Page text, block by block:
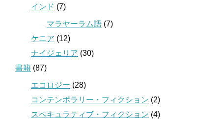
インド (7)
マラヤーラム語 (7)
ケニア (12)
ナイジェリア (30)
書籍 (87)
エコロジー (28)
コンテンポラリー・フィクション (2)
スペキュラティブ・フィクション (4)